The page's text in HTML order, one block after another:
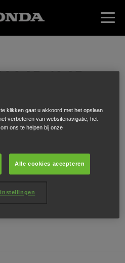
IMP-
RA
klikken gaat u akkoord met het opslaan
verbeteren van websitenavigatie, het
ons te helpen bij onze
Alle cookies accepteren